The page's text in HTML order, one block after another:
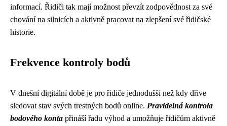
informací. Řidiči tak mají možnost převzít zodpovědnost za své
chování na silnicích a aktivně pracovat na zlepšení své řidičské
historie.
Frekvence kontroly bodů
V dnešní digitální době je pro řidiče jednodušší než kdy dříve
sledovat stav svých trestných bodů online. Pravidelná kontrola
bodového konta přináší řadu výhod a umožňuje řidičům aktivně